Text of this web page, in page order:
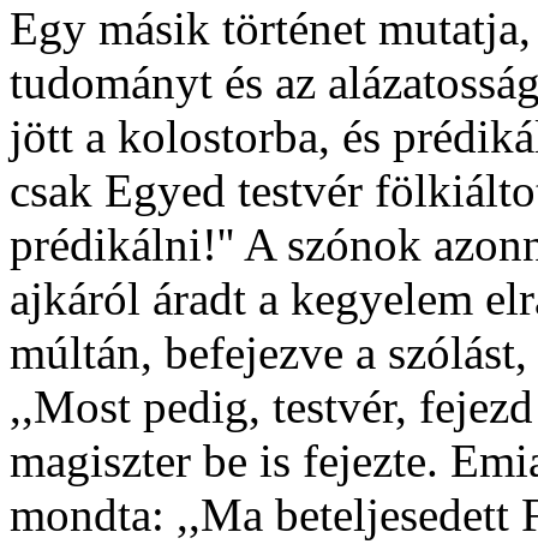
Egy másik történet
tudományt és az
jött a kolostorba, és
csak Egyed testvér
prédikálni!'' A szónok
ajkáról áradt a kegyelem
múltán, befejezve a
,,Most pedig, testvér,
magiszter be is fejezte.
mondta: ,,Ma beteljesedett